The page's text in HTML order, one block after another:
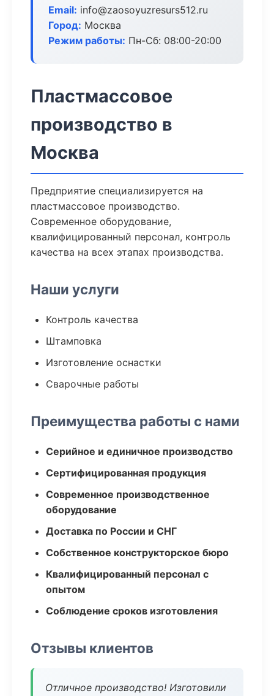
Email: info@zaosoyuzresurs512.ru
Город: Москва
Режим работы: Пн-Сб: 08:00-20:00
Пластмассовое
производство в
Москва
Предприятие специализируется на
пластмассовое производство.
Современное оборудование,
квалифицированный персонал, контроль
качества на всех этапах производства.
Наши услуги
Контроль качества
Штамповка
Изготовление оснастки
Сварочные работы
Преимущества работы с нами
Серийное и единичное производство
Сертифицированная продукция
Современное производственное
оборудование
Доставка по России и СНГ
Собственное конструкторское бюро
Квалифицированный персонал с
опытом
Соблюдение сроков изготовления
Отзывы клиентов
Отличное производство! Изготовили